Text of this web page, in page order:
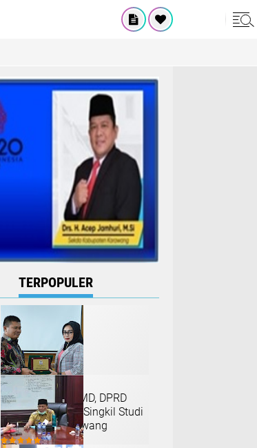
TERPOPULER
Pengelolaan BUMD, DPRD
Kabupaten Aceh Singkil Studi
Banding ke Karawang